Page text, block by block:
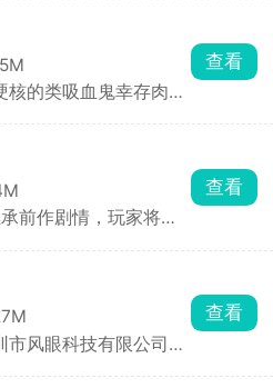
的谜题，触发更多的
章鱼哥、海绵宝宝等
，不同的选择还会影
核的类吸血鬼幸存肉鸽
！游戏摒弃传统远程
战交锋，即便拾取法
释放，挑战你的操作
机掉落，每一次拾取
查看
前作剧情，玩家将置
食物、药物和武器等
丧尸展开激烈战斗。
上加入了大量全新元
友并肩作战，还能通过
查看
市风眼科技有限公司发
查看